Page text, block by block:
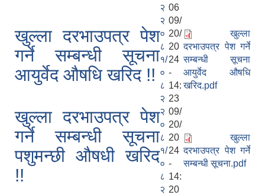
२ 06
खुल्ला दरभाउपत्र पेश
गर्ने सम्बन्धी सूचना
आयुर्वेद औषधि खरिद !!
२
०
८
१/
०
८
२
09/
20/
20
24
-
14:
23
खुल्ला
दरभाउपत्र पेश गर्ने
सम्बन्धी सूचना
आयुर्वेद औषधि
खरिद.pdf
खुल्ला दरभाउपत्र पेश
गर्ने सम्बन्धी सूचना
पशुमन्छी औषधी खरिद
!!
२
०
८
१/
०
८
२
09/
20/
20
24
-
14:
20
खुल्ला
दरभाउपत्र पेश गर्ने
सम्बन्धी सूचना.pdf